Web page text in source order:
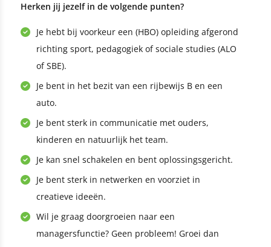
Herken jij jezelf in de volgende punten?
Je hebt bij voorkeur een (HBO) opleiding afgerond
richting sport, pedagogiek of sociale studies (ALO
of SBE).
Je bent in het bezit van een rijbewijs B en een
auto.
Je bent sterk in communicatie met ouders,
kinderen en natuurlijk het team.
Je kan snel schakelen en bent oplossingsgericht.
Je bent sterk in netwerken en voorziet in
creatieve ideeën.
Wil je graag doorgroeien naar een
managersfunctie? Geen probleem! Groei dan